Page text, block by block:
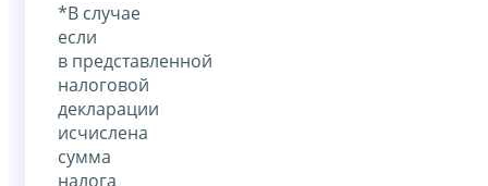
*В случае
если
в представленной
налоговой
декларации
исчислена
сумма
налога